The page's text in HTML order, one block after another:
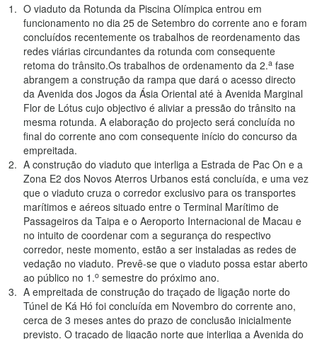
O viaduto da Rotunda da Piscina Olímpica entrou em
funcionamento no dia 25 de Setembro do corrente ano e foram
concluídos recentemente os trabalhos de reordenamento das
redes viárias circundantes da rotunda com consequente
retoma do trânsito.Os trabalhos de ordenamento da 2.a fase
abrangem a construção da rampa que dará o acesso directo
da Avenida dos Jogos da Ásia Oriental até à Avenida Marginal
Flor de Lótus cujo objectivo é aliviar a pressão do trânsito na
mesma rotunda. A elaboração do projecto será concluída no
final do corrente ano com consequente início do concurso da
empreitada.
A construção do viaduto que interliga a Estrada de Pac On e a
Zona E2 dos Novos Aterros Urbanos está concluída, e uma vez
que o viaduto cruza o corredor exclusivo para os transportes
marítimos e aéreos situado entre o Terminal Marítimo de
Passageiros da Taipa e o Aeroporto Internacional de Macau e
no intuito de coordenar com a segurança do respectivo
corredor, neste momento, estão a ser instaladas as redes de
vedação no viaduto. Prevê-se que o viaduto possa estar aberto
ao público no 1.o semestre do próximo ano.
A empreitada de construção do traçado de ligação norte do
Túnel de Ká Hó foi concluída em Novembro do corrente ano,
cerca de 3 meses antes do prazo de conclusão inicialmente
previsto. O traçado de ligação norte que interliga a Avenida do